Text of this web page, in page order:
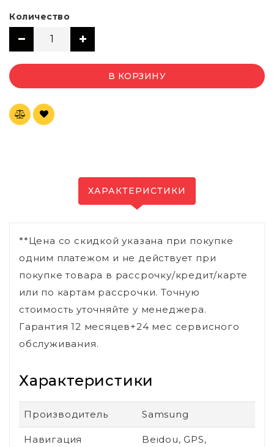
Количество
В КОРЗИНУ
ХАРАКТЕРИСТИКИ
**Цена со скидкой указана при покупке
одним платежом и не действует при
покупке товара в рассрочку/кредит/карте
или по картам рассрочки. Точную
стоимость уточняйте у менеджера.
Гарантия 12 месяцев+24 мес сервисного
обслуживания.
Характеристики
Производитель Samsung
Навигация
Beidou, GPS,